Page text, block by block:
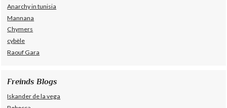
Anarchy in tunisia
Mannana
Chymers
cybèle
Raouf Gara
Freinds Blogs
Iskander de la vega